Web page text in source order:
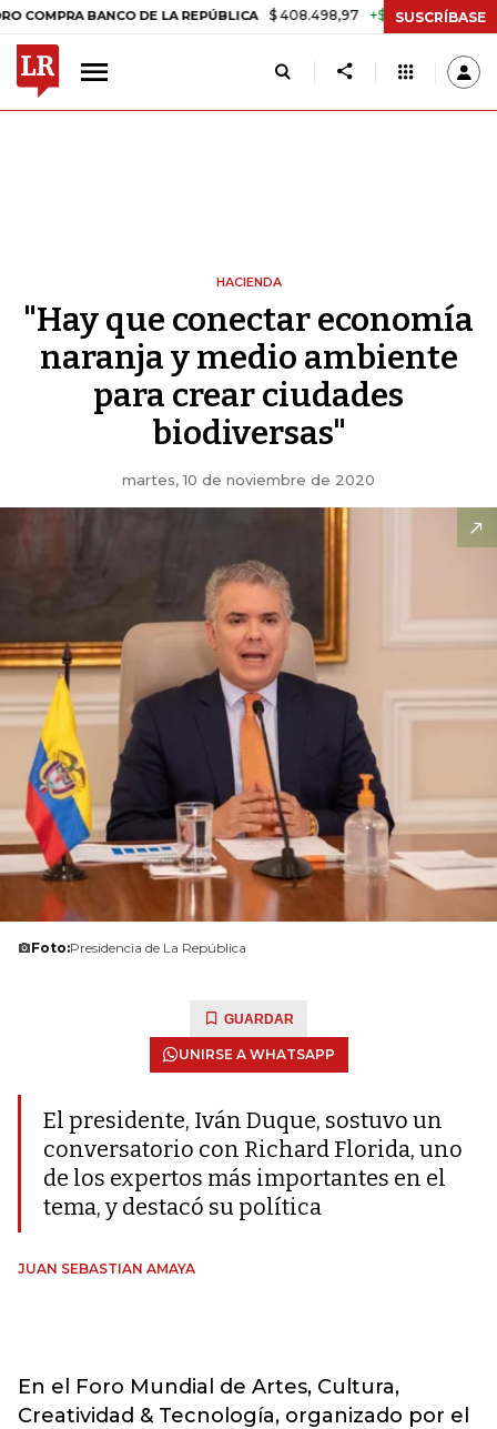
BANCO DE LA REPÚBLICA $ 408.498,97 +$ 8.753,81 +2,19%
SUSCRÍBASE
HACIENDA
"Hay que conectar economía
naranja y medio ambiente
para crear ciudades
biodiversas"
martes, 10 de noviembre de 2020
Foto:Presidencia de La República
GUARDAR
UNIRSE A WHATSAPP
El presidente, Iván Duque, sostuvo un
conversatorio con Richard Florida, uno
de los expertos más importantes en el
tema, y destacó su política
JUAN SEBASTIAN AMAYA
En el Foro Mundial de Artes, Cultura,
Creatividad & Tecnología, organizado por el